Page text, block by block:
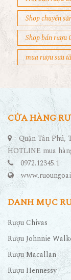
Shop chuyên
Shop bán rượu
mua rượu sưu
CỬA HÀNG
Quận Tân Phú,
HOTLINE mua
0972.12345.1
DANH MỤC
Rượu Chivas
Rượu Johnnie
Rượu Macallan
Rượu Hennessy